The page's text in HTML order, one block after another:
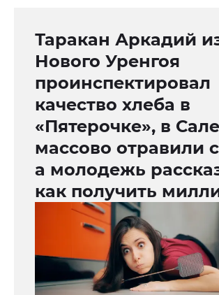
Таракан Аркадий
Нового Уренгоя
проинспектировал
качество хлеба в
«Пятерочке», в
массово отравили
а молодежь
как получить